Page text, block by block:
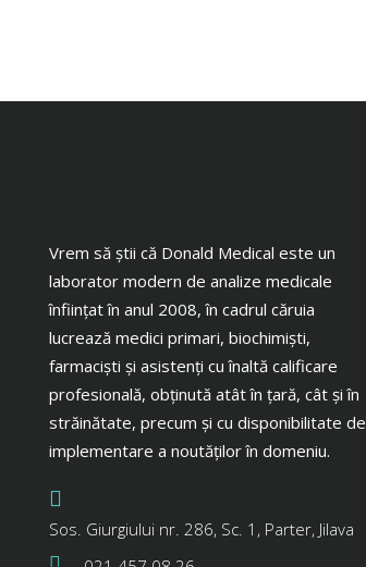
Vrem să știi că Donald Medical este un
laborator modern de analize medicale
înființat în anul 2008, în cadrul căruia
lucrează medici primari, biochimiști,
farmaciști și asistenți cu înaltă calificare
profesională, obținută atât în țară, cât și în
străinătate, precum și cu disponibilitate de
implementare a noutăților în domeniu.
Sos. Giurgiului nr. 286, Sc. 1, Parter, Jilava